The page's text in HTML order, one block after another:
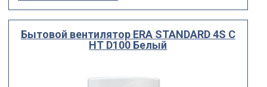
Бытовой вентилятор ERA STANDARD 4S C
HT D100 Белый